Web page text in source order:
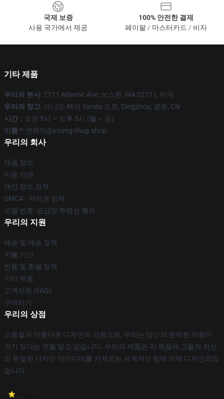
국제 보증
사용 국가에서 제공
100% 안전한 결제
페이팔 / 마스터카드 / 비자
기타 제품
우리의 본사: 2711 Atlantic Ave, 보스톤, MA 02111, 미국
우리의 창고: 아니오 46의 Yanda 도로, Dingzhou, 광동, CN
시간 :: 오전 9시 ~ 오후 5시 (월 ~ 금)
이름 *: 연락처@young-thug.shop
우리의 회사
제품 정보
이용 약관
개인 정보 정책
DMCA - 저작권 정책
모델 번호: 공급망 투명성 행위
우리의 지원
배송 및 배송 정책
지불 기간
반품 및 환불 정책
기타 제품
고객지원 (FAQ)
구매하기
우리의 상점
고품질과 아름다운 디자인의 각종으로, 우리는 당신의 완벽한 작풍이
거기 있다는 것을 알고 있습니다. 우리의 제품은 각 제품에 그들의 자신
의 유일한 디자인 아이디어를 가져오는 세계적인 팀에 의해 디자인되었
습니다.